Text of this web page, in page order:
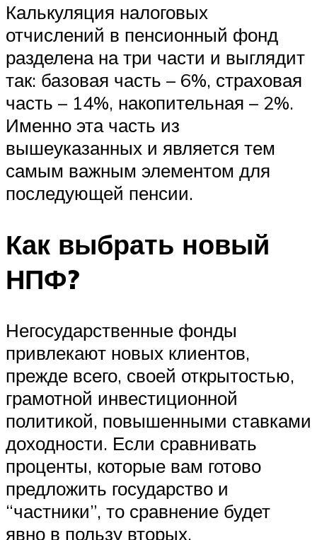
Калькуляция налоговых
отчислений в пенсионный фонд
разделена на три части и выглядит
так: базовая часть – 6%, страховая
часть – 14%, накопительная – 2%.
Именно эта часть из
вышеуказанных и является тем
самым важным элементом для
последующей пенсии.
Как выбрать новый
НПФ?
Негосударственные фонды
привлекают новых клиентов,
прежде всего, своей открытостью,
грамотной инвестиционной
политикой, повышенными ставками
доходности. Если сравнивать
проценты, которые вам готово
предложить государство и
“частники”, то сравнение будет
явно в пользу вторых.